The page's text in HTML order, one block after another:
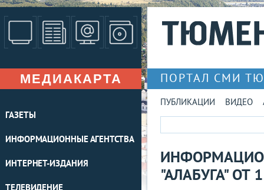
МЕДИАКАРТА
ГАЗЕТЫ
ИНФОРМАЦИОННЫЕ АГЕНТСТВА
ИНТЕРНЕТ-ИЗДАНИЯ
ПОРТАЛ СМИ
ПУБЛИКАЦИИ ВИДЕО
"АЛАБУГА" ОТ